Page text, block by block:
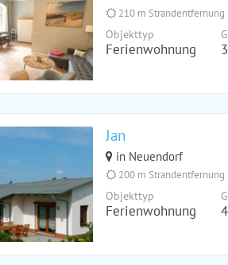
210 m Strandentfernung
Objekttyp
Ferienwohnung
Jan
in Neuendorf
200 m Strandentfernung
Objekttyp
Ferienwohnung